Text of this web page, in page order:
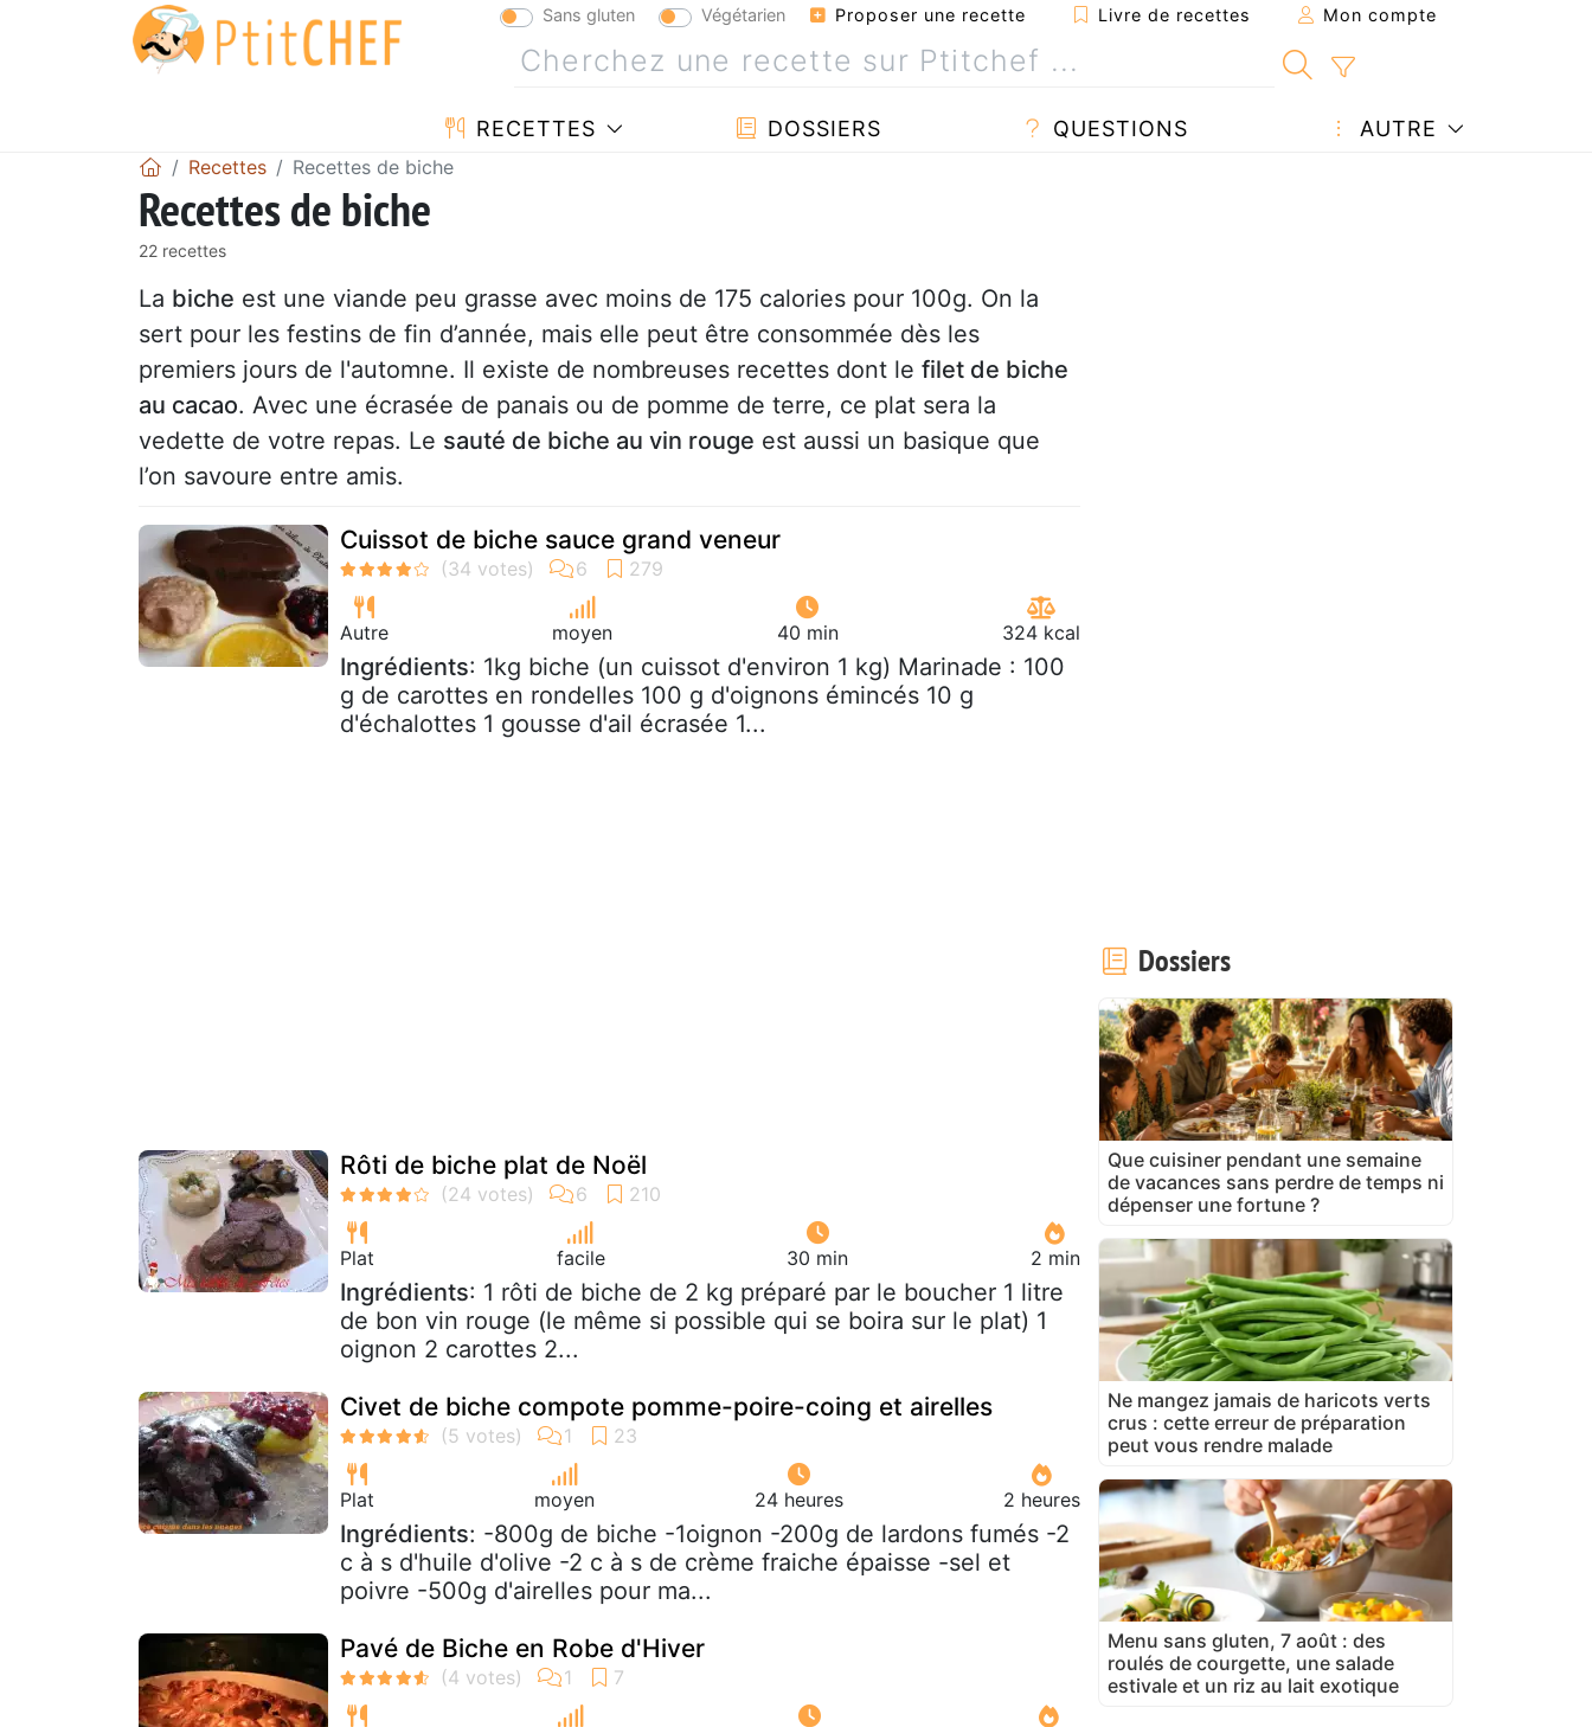
Sans gluten Végétarien Proposer une recette Livre de recettes Mon compte
RECETTES DOSSIERS QUESTIONS AUTRE
Recettes Recettes de biche
Recettes de biche
22 recettes
La biche est une viande peu grasse avec moins de 175 calories pour 100g. On la
sert pour les festins de fin d’année, mais elle peut être consommée dès les
premiers jours de l'automne. Il existe de nombreuses recettes dont le filet de biche
au cacao. Avec une écrasée de panais ou de pomme de terre, ce plat sera la
vedette de votre repas. Le sauté de biche au vin rouge est aussi un basique que
l’on savoure entre amis.
Cuissot de biche sauce grand veneur
Autre moyen 40 min 324 kcal
Ingrédients: 1kg biche (un cuissot d'environ 1 kg) Marinade : 100
g de carottes en rondelles 100 g d'oignons émincés 10 g
d'échalottes 1 gousse d'ail écrasée 1...
Rôti de biche plat de Noël
Plat facile 30 min 2 min
Ingrédients: 1 rôti de biche de 2 kg préparé par le boucher 1 litre
de bon vin rouge (le même si possible qui se boira sur le plat) 1
oignon 2 carottes 2...
Civet de biche compote pomme-poire-coing et airelles
Plat moyen 24 heures 2 heures
Ingrédients: -800g de biche -1oignon -200g de lardons fumés -2
c à s d'huile d'olive -2 c à s de crème fraiche épaisse -sel et
poivre -500g d'airelles pour ma...
Pavé de Biche en Robe d'Hiver
Dossiers
Que cuisiner pendant une semaine
de vacances sans perdre de temps ni
dépenser une fortune ?
Ne mangez jamais de haricots verts
crus : cette erreur de préparation
peut vous rendre malade
Menu sans gluten, 7 août : des
roulés de courgette, une salade
estivale et un riz au lait exotique